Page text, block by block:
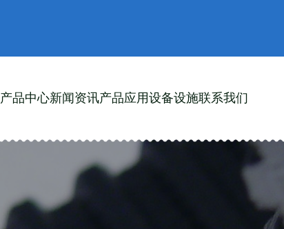
产品中心新闻资讯产品应用设备设施联系我们